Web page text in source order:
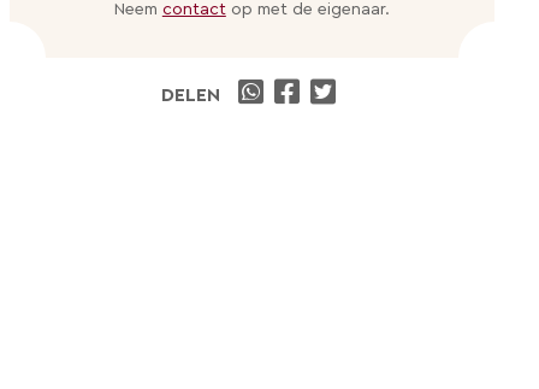
Neem contactop met de eigenaar.
DELEN